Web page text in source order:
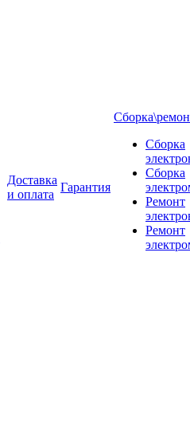
Доставка
и оплата
Гарантия
Сборка
Сборка
Ремонт
Ремонт